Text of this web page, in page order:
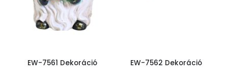
EW-7561 Dekoráció EW-7562 Dekoráció